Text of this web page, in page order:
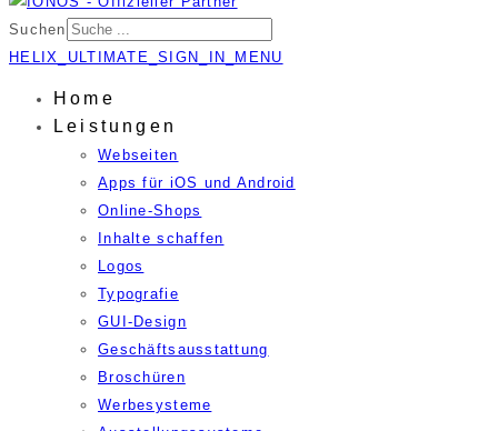
Suchen
HELIX_ULTIMATE_SIGN_IN_MENU
Home
Leistungen
Webseiten
Apps für iOS und Android
Online-Shops
Inhalte schaffen
Logos
Typografie
GUI-Design
Geschäftsausstattung
Broschüren
Werbesysteme